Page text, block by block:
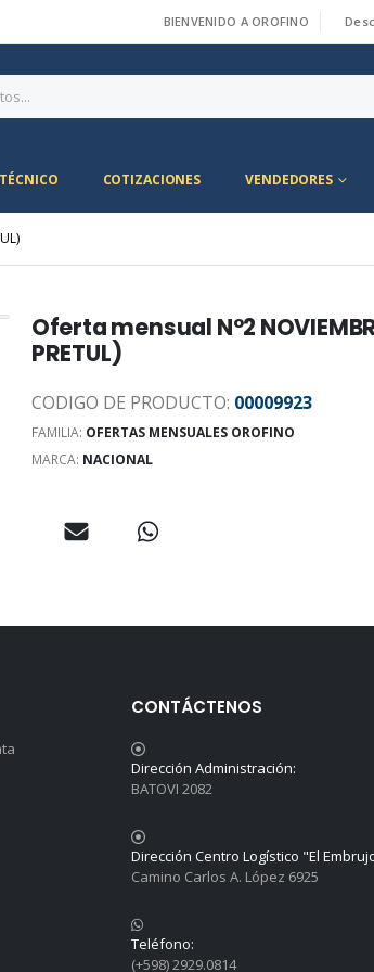
BIENVENIDO A OROFINO
COTIZACIONES VENDEDORES
Oferta mensual N°2
PRETUL)
CODIGO DE PRODUCTO: 00009923
FAMILIA: OFERTAS MENSUALES OROFINO
MARCA: NACIONAL
CONTÁCTENOS
Dirección Administración:
BATOVI 2082
Dirección Centro Logístico "El
Camino Carlos A. López 6925
Teléfono:
(+598) 2929.0814